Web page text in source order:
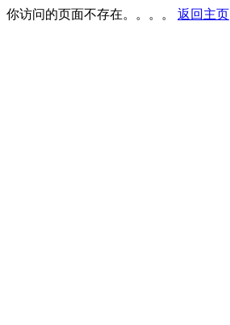
你访问的页面不存在。。。。 返回主页